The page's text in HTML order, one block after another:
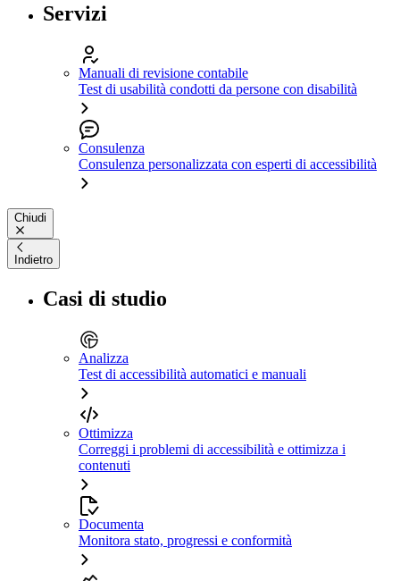
Servizi
Manuali di revisione contabile
Test di usabilità condotti da persone con disabilità
Consulenza
Consulenza personalizzata con esperti di accessibilità
Chiudi
Indietro
Casi di studio
Analizza
Test di accessibilità automatici e manuali
Ottimizza
Correggi i problemi di accessibilità e ottimizza i
contenuti
Documenta
Monitora stato, progressi e conformità